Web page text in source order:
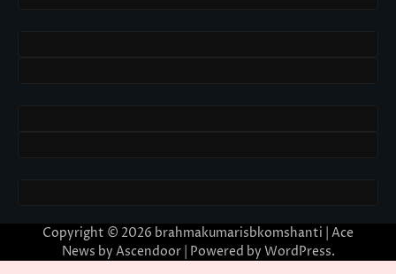
Copyright © 2026 brahmakumarisbkomshanti | Ace
News by Ascendoor| Powered by WordPress.